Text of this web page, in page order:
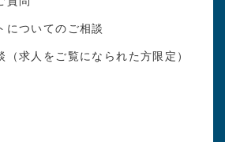
についてのご相談
（求人をご覧になられた方限定）